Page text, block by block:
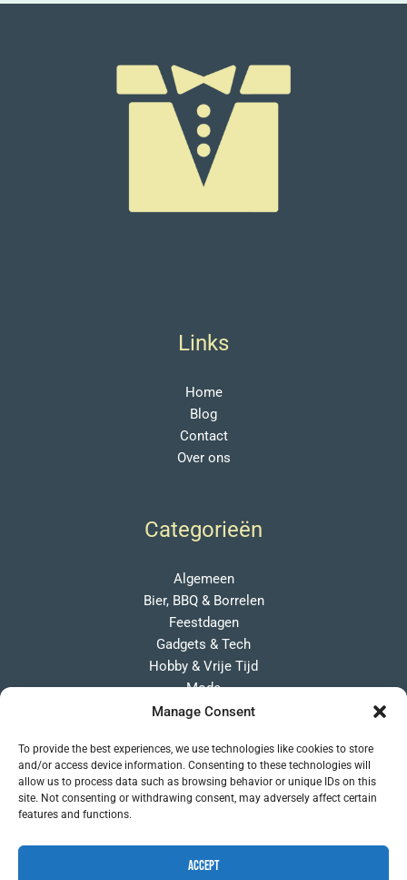
Manage Consent
To provide the best experiences, we use technologies like cookies to store
and/or access device information. Consenting to these technologies will
allow us to process data such as browsing behavior or unique IDs on this
site. Not consenting or withdrawing consent, may adversely affect certain
features and functions.
Accept
Links
Home
Blog
Contact
Over ons
Categorieën
Algemeen
Bier, BBQ & Borrelen
Feestdagen
Gadgets & Tech
Hobby & Vrije Tijd
Mode
Overige Cadeaus
Wonen & Lifestyle